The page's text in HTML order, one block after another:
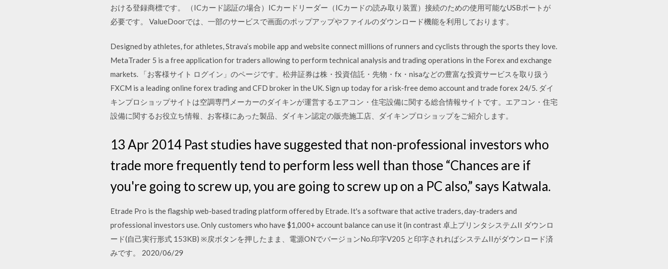
おける登録商標です。 （ICカード認証の場合）ICカードリーダー（ICカードの読み取り装置）接続のための使用可能なUSBポートが
必要です。 ValueDoorでは、一部のサービスで画面のポップアップやファイルのダウンロード機能を利用しております。
Designed by athletes, for athletes, Strava’s mobile app and website connect millions of runners and cyclists through the sports they love.
MetaTrader 5 is a free application for traders allowing to perform technical analysis and trading operations in the Forex and exchange
markets. 「お客様サイト ログイン」のページです。松井証券は株・投資信託・先物・fx・nisaなどの豊富な投資サービスを取り扱う
FXCM is a leading online forex trading and CFD broker in the UK. Sign up today for a risk-free demo account and trade forex 24/5. ダイ
キンプロショップサイトは空調専門メーカーのダイキンが運営するエアコン・住宅設備に関する総合情報サイトです。エアコン・住宅
設備に関するお役立ち情報、お客様にあった製品、ダイキン認定の販売施工店、ダイキンプロショップをご紹介します。
13 Apr 2014 Past studies have suggested that non-professional investors who
trade more frequently tend to perform less well than those “Chances are if
you're going to screw up, you are going to screw up on a PC also,” says Katwala.
Etrade Pro is the flagship web-based trading platform offered by Etrade. It's a software that active traders, day-traders and
professional investors use. Only customers who have $1,000+ account balance can use it (in contrast 卓上プリンタシステムII ダウンロ
ード(自己実行形式 153KB) ※戻ボタンを押したまま、電源ONでバージョンNo.印字V205 と印字されればシステムIIがダウンロード済
みです。 2020/06/29